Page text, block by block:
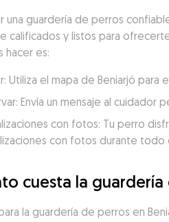
una guardería de perros
calificados y listos para
hacer es:
Utiliza el mapa de Beniarjó
Envía un mensaje al
con fotos: Tu perro
con fotos durante todo
cuesta la
la guardería de perros en